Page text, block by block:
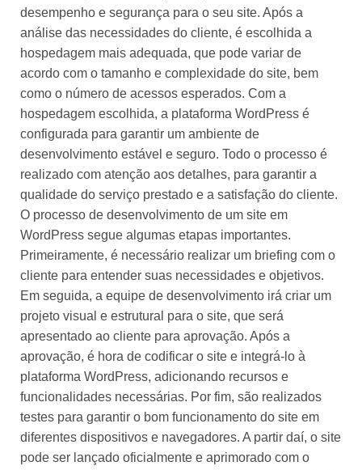
desempenho e segurança para o seu site. Após a
análise das necessidades do cliente, é escolhida a
hospedagem mais adequada, que pode variar de
acordo com o tamanho e complexidade do site, bem
como o número de acessos esperados. Com a
hospedagem escolhida, a plataforma WordPress é
configurada para garantir um ambiente de
desenvolvimento estável e seguro. Todo o processo é
realizado com atenção aos detalhes, para garantir a
qualidade do serviço prestado e a satisfação do cliente.
O processo de desenvolvimento de um site em
WordPress segue algumas etapas importantes.
Primeiramente, é necessário realizar um briefing com o
cliente para entender suas necessidades e objetivos.
Em seguida, a equipe de desenvolvimento irá criar um
projeto visual e estrutural para o site, que será
apresentado ao cliente para aprovação. Após a
aprovação, é hora de codificar o site e integrá-lo à
plataforma WordPress, adicionando recursos e
funcionalidades necessárias. Por fim, são realizados
testes para garantir o bom funcionamento do site em
diferentes dispositivos e navegadores. A partir daí, o site
pode ser lançado oficialmente e aprimorado com o